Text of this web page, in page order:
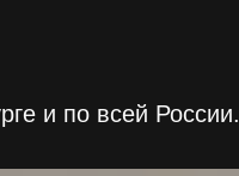
и по всей России.